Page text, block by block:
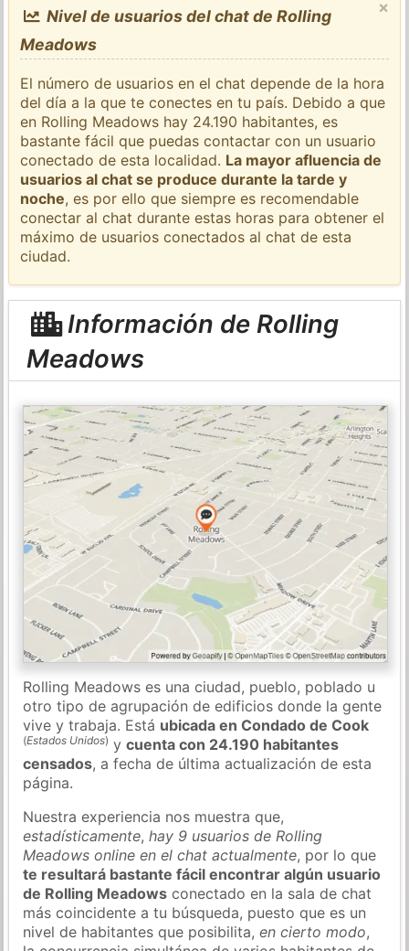
×
Nivel de usuarios del chat de Rolling
Meadows
El número de usuarios en el chat depende de la hora
del día a la que te conectes en tu país. Debido a que
en Rolling Meadows hay 24.190 habitantes, es
bastante fácil que puedas contactar con un usuario
conectado de esta localidad. La mayor afluencia de
usuarios al chat se produce durante la tarde y
noche, es por ello que siempre es recomendable
conectar al chat durante estas horas para obtener el
máximo de usuarios conectados al chat de esta
ciudad.
Información de Rolling
Meadows
Rolling Meadows es una ciudad, pueblo, poblado u
otro tipo de agrupación de edificios donde la gente
vive y trabaja. Está ubicada en Condado de Cook
(Estados Unidos) ycuenta con 24.190 habitantes
censados, a fecha de última actualización de esta
página.
Nuestra experiencia nos muestra que,
estadísticamente,hay 9 usuarios de Rolling
Meadows online en el chat actualmente, por lo que
te resultará bastante fácil encontrar algún usuario
de Rolling Meadows conectado en la sala de chat
más coincidente a tu búsqueda, puesto que es un
nivel de habitantes que posibilita,en cierto modo,